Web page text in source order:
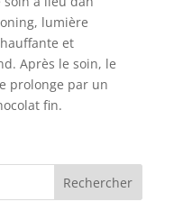
lumière
et
Après le soin, le
prolonge par un
fin.